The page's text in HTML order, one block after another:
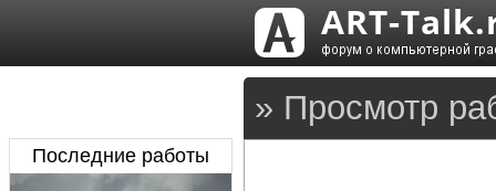
» Просмотр
Последние работы